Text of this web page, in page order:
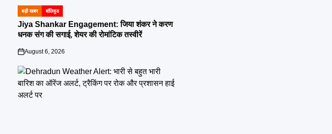
POSTED
IN
बड़ी खबर बॉलिवुड
Jiya Shankar Engagement: जिया शंकर ने करण
धनक संग की सगाई, शेयर की रोमांटिक तस्वीरें
on
August 6, 2026